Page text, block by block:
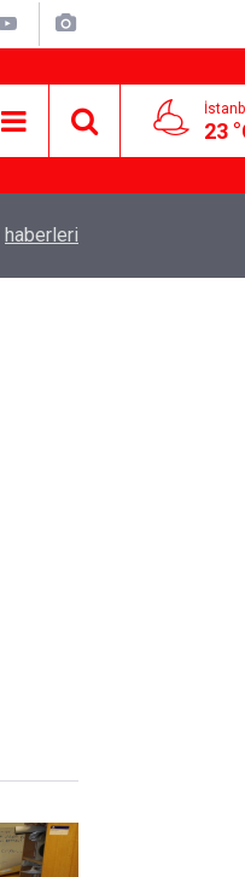
23
haberleri